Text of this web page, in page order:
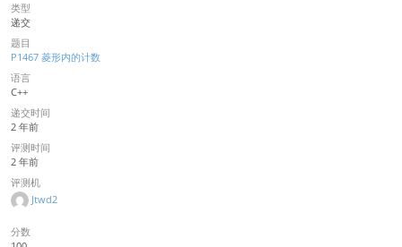
类型
递交
题目
P1467 菱形内的计数
语言
C++
递交时间
2 年前
评测时间
2 年前
评测机
Jtwd2
分数